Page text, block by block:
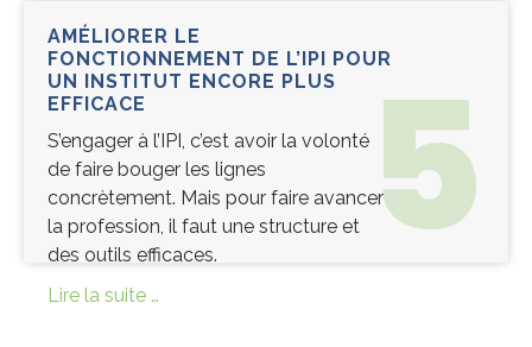
Lire la suite …
AMÉLIORER LE
FONCTIONNEMENT DE L’IPI POUR
UN INSTITUT ENCORE PLUS
EFFICACE
S’engager à l’IPI, c’est avoir la volonté
de faire bouger les lignes
concrètement. Mais pour faire avancer
la profession, il faut une structure et
des outils efficaces.
Lire la suite …
5